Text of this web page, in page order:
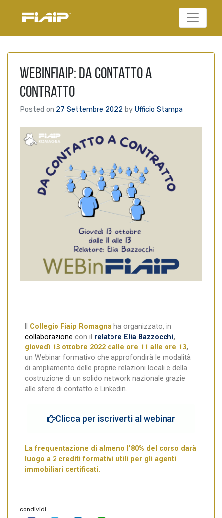
Federazione Italiana
WEBinFIAIP: Da contatto a
contratto
Posted on 27 Settembre 2022 by Ufficio Stampa
Collegio Fiaip Romagna ha organizzato, in
collaborazione con il relatore Elia Bazzocchi,
giovedì 13 ottobre 2022 dalle ore 11 alle ore 13,
un Webinar formativo che approfondirà le modalità
di ampliamento delle proprie relazioni locali e della
costruzione di un solido network nazionale grazie
alle sfere di contatto e Linkedin.
Clicca per iscriverti al webinar
La frequentazione di almeno l’80% del corso darà
luogo a 2 crediti formativi utili per gli agenti
immobiliari certificati.
condividi